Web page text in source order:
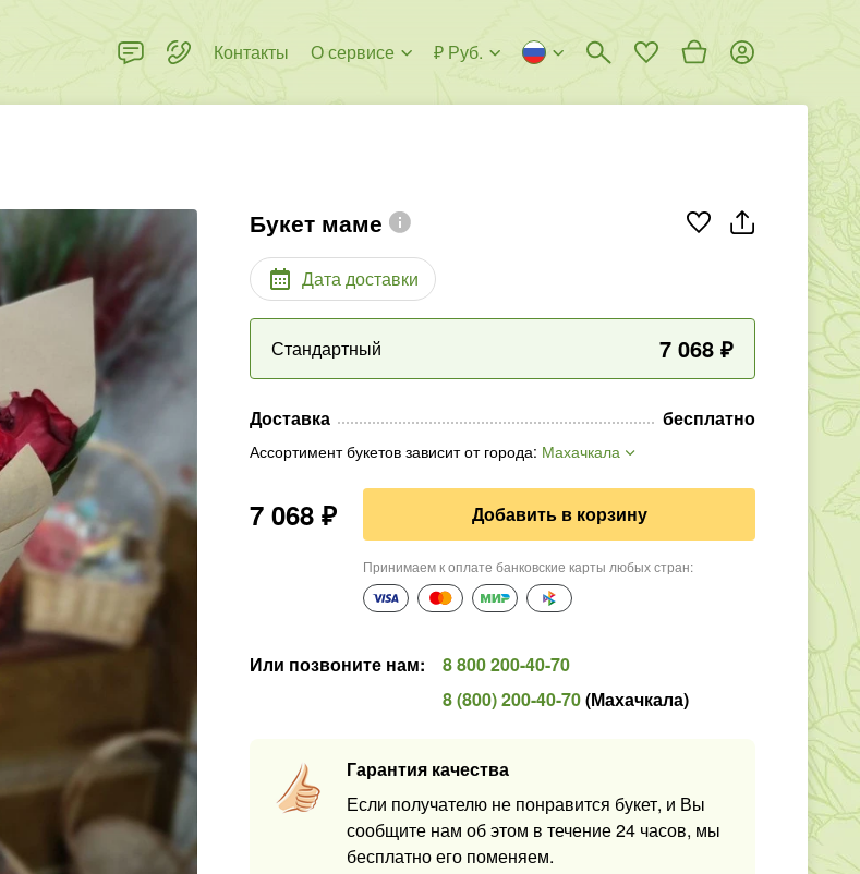
Контакты О сервисе ₽ Руб.
Букет маме
Дата доставки
Стандартный 7 068 ₽
Доставка бесплатно
Ассортимент букетов зависит от города: Махачкала
7 068 ₽ Добавить в корзину
Принимаем к оплате банковские карты любых стран:
Или позвоните нам:
8 800 200-40-70
8 (800) 200-40-70(Махачкала)
Гарантия качества
Если получателю не понравится букет, и Вы
сообщите нам об этом в течение 24 часов, мы
бесплатно его поменяем.